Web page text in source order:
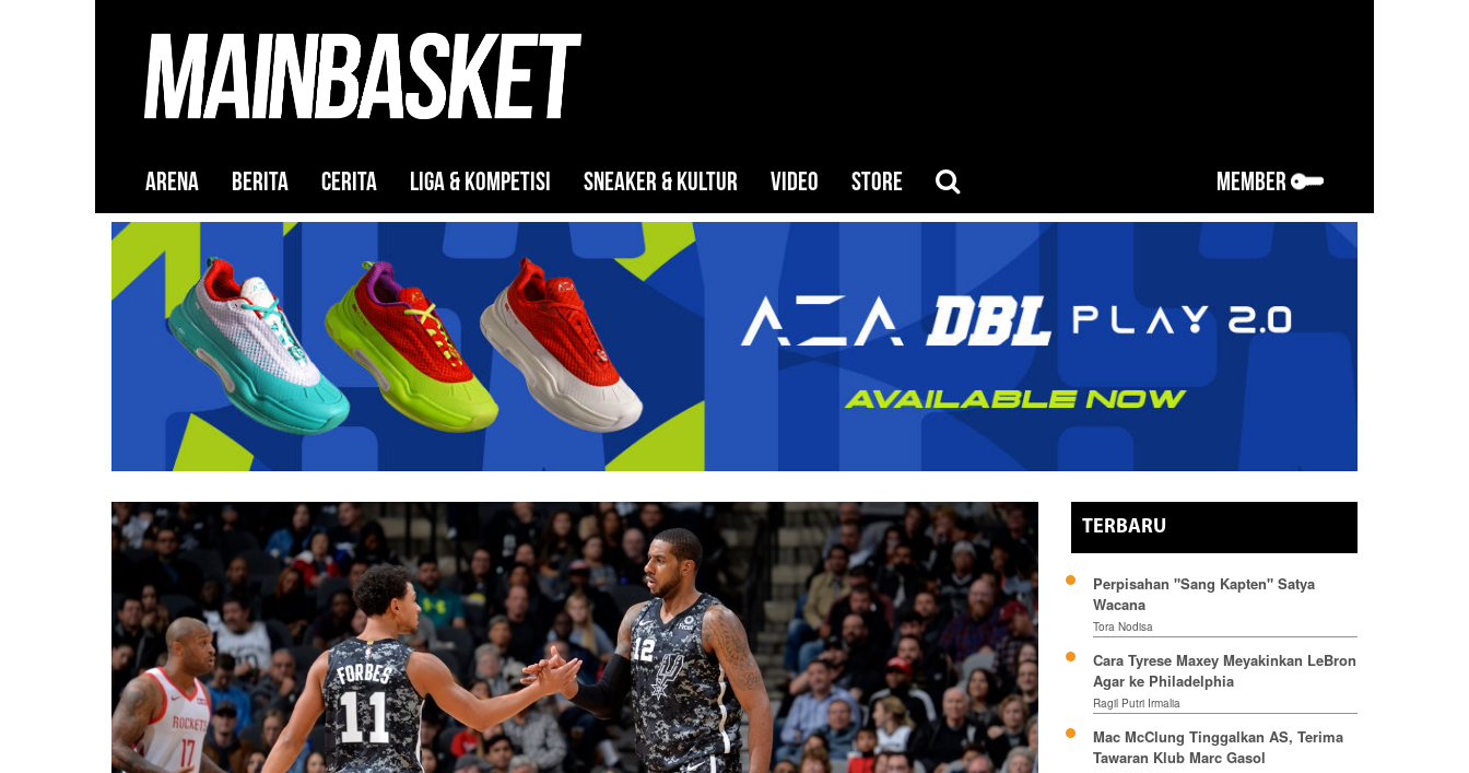
ARENA BERITA CERITA LIGA & KOMPETISI SNEAKER & KULTUR VIDEO STORE MEMBER
TERBARU
Perpisahan "Sang Kapten" Satya
Wacana
Tora Nodisa
Cara Tyrese Maxey Meyakinkan LeBron
Agar ke Philadelphia
Ragil Putri Irmalia
Mac McClung Tinggalkan AS, Terima
Tawaran Klub Marc Gasol